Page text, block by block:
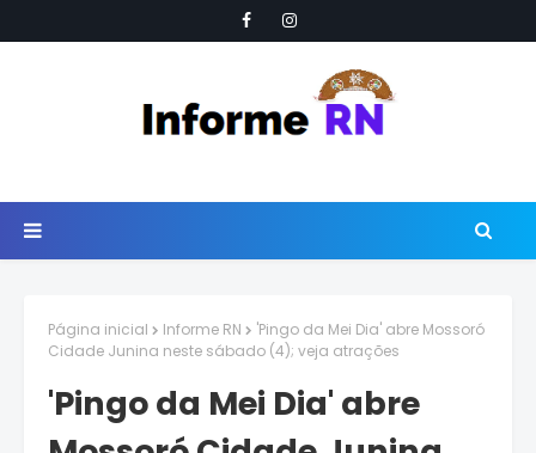
Página inicial Informe RN
'Pingo da Mei Dia' abre Mossoró
Cidade Junina neste sábado (4); veja atrações
'Pingo da Mei Dia' abre